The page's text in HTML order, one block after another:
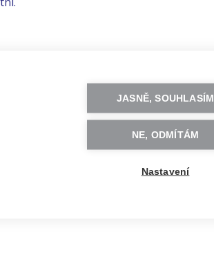
JASNĚ, SOUHLASÍM
NE, ODMÍTÁM
Nastavení